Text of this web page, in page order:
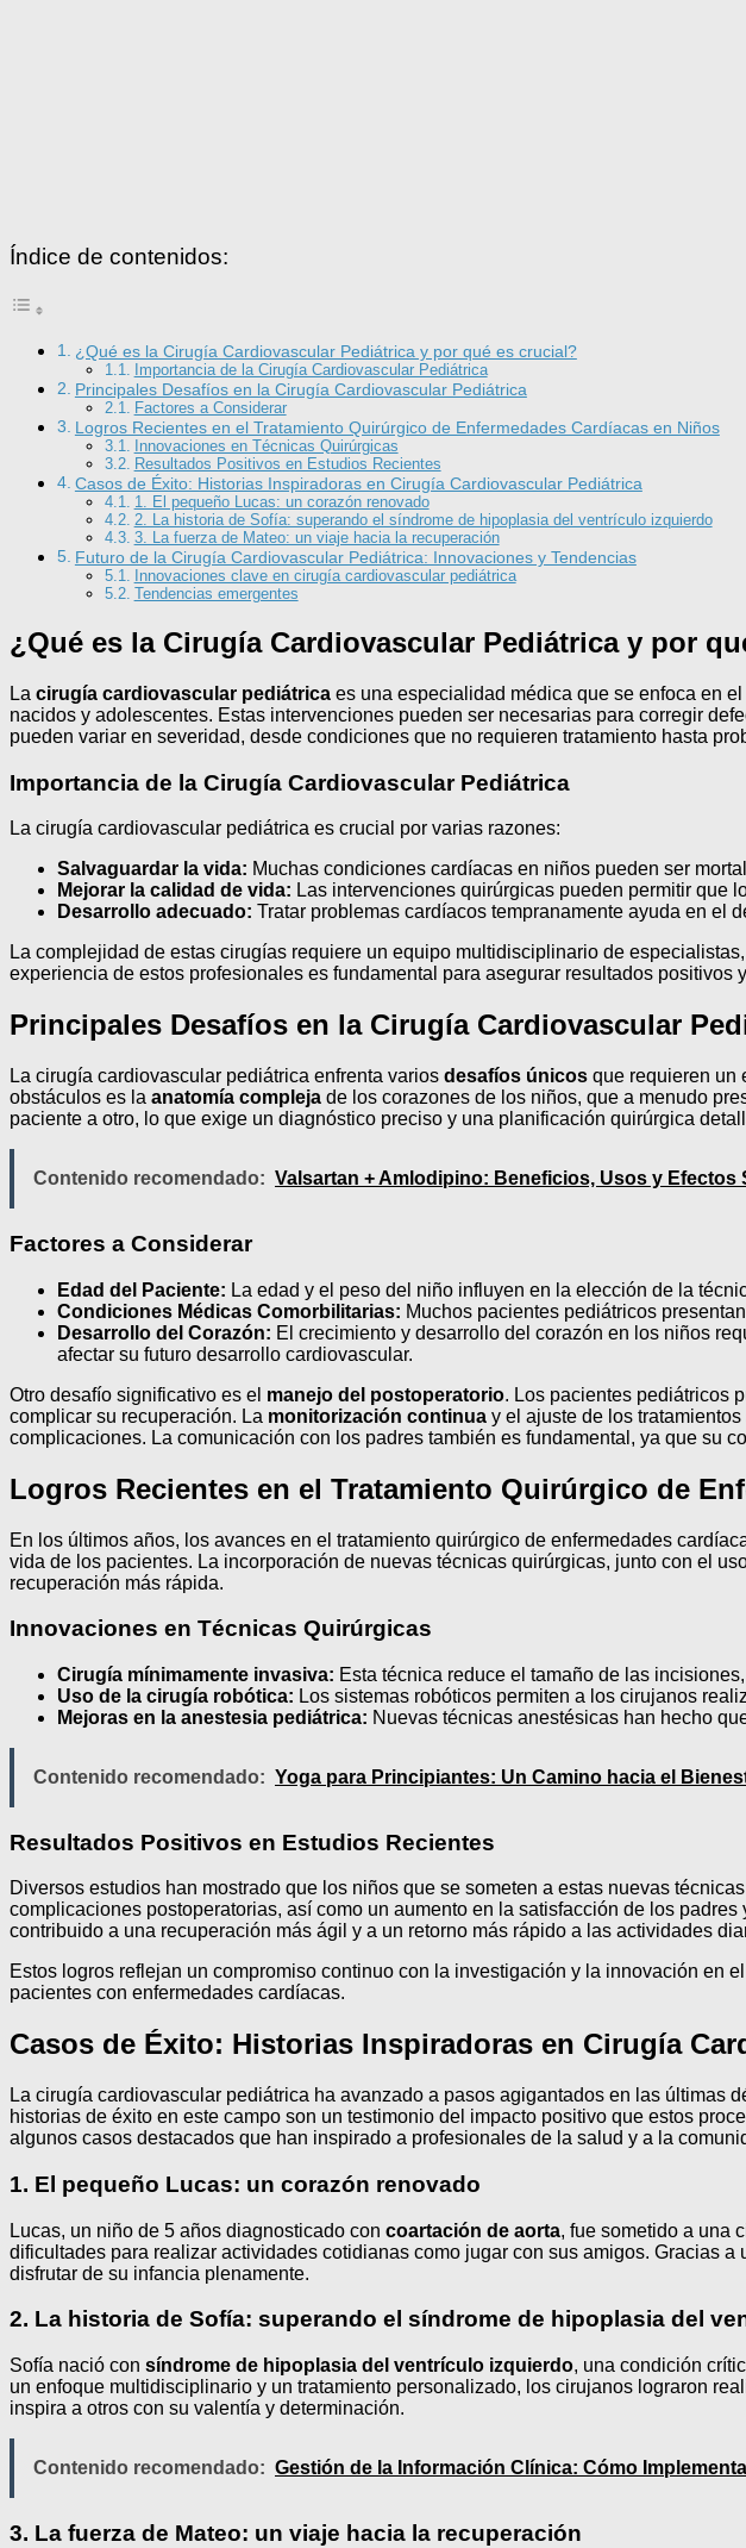
Índice de contenidos:
¿Qué es la Cirugía Cardiovascular Pediátrica y por qué es crucial?
Importancia de la Cirugía Cardiovascular Pediátrica
Principales Desafíos en la Cirugía Cardiovascular Pediátrica
Factores a Considerar
Logros Recientes en el Tratamiento Quirúrgico de Enfermedades Cardíacas en Niños
Innovaciones en Técnicas Quirúrgicas
Resultados Positivos en Estudios Recientes
Casos de Éxito: Historias Inspiradoras en Cirugía Cardiovascular Pediátrica
1. El pequeño Lucas: un corazón renovado
2. La historia de Sofía: superando el síndrome de hipoplasia del ventrículo izquierdo
3. La fuerza de Mateo: un viaje hacia la recuperación
Futuro de la Cirugía Cardiovascular Pediátrica: Innovaciones y Tendencias
Innovaciones clave en cirugía cardiovascular pediátrica
Tendencias emergentes
¿Qué es la Cirugía Cardiovascular Pediátrica y por
La cirugía cardiovascular pediátrica es una especialidad médica que se enfoca en
nacidos y adolescentes. Estas intervenciones pueden ser necesarias para corregir
pueden variar en severidad, desde condiciones que no requieren tratamiento hasta
Importancia de la Cirugía Cardiovascular Pediátrica
La cirugía cardiovascular pediátrica es crucial por varias razones:
Salvaguardar la vida: Muchas condiciones cardíacas en niños pueden ser
Mejorar la calidad de vida: Las intervenciones quirúrgicas pueden permitir que
Desarrollo adecuado: Tratar problemas cardíacos tempranamente ayuda en el
La complejidad de estas cirugías requiere un equipo multidisciplinario de
experiencia de estos profesionales es fundamental para asegurar resultados
Principales Desafíos en la Cirugía Cardiovascular
La cirugía cardiovascular pediátrica enfrenta varios desafíos únicos que requieren un
obstáculos es la anatomía compleja de los corazones de los niños, que a menudo
paciente a otro, lo que exige un diagnóstico preciso y una planificación quirúrgica
Contenido recomendado: Valsartan + Amlodipino: Beneficios, Usos y Efectos
Factores a Considerar
Edad del Paciente: La edad y el peso del niño influyen en la elección de la
Condiciones Médicas Comorbilitarias: Muchos pacientes pediátricos
Desarrollo del Corazón: El crecimiento y desarrollo del corazón en los niños
afectar su futuro desarrollo cardiovascular.
Otro desafío significativo es el manejo del postoperatorio. Los pacientes pediátricos
complicar su recuperación. La monitorización continua y el ajuste de los
complicaciones. La comunicación con los padres también es fundamental, ya que su
Logros Recientes en el Tratamiento Quirúrgico de
En los últimos años, los avances en el tratamiento quirúrgico de enfermedades
vida de los pacientes. La incorporación de nuevas técnicas quirúrgicas, junto con el
recuperación más rápida.
Innovaciones en Técnicas Quirúrgicas
Cirugía mínimamente invasiva: Esta técnica reduce el tamaño de las
Uso de la cirugía robótica: Los sistemas robóticos permiten a los cirujanos
Mejoras en la anestesia pediátrica: Nuevas técnicas anestésicas han hecho
Contenido recomendado: Yoga para Principiantes: Un Camino hacia el
Resultados Positivos en Estudios Recientes
Diversos estudios han mostrado que los niños que se someten a estas nuevas
complicaciones postoperatorias, así como un aumento en la satisfacción de los
contribuido a una recuperación más ágil y a un retorno más rápido a las actividades
Estos logros reflejan un compromiso continuo con la investigación y la innovación en
pacientes con enfermedades cardíacas.
Casos de Éxito: Historias Inspiradoras en Cirugía
La cirugía cardiovascular pediátrica ha avanzado a pasos agigantados en las
historias de éxito en este campo son un testimonio del impacto positivo que estos
algunos casos destacados que han inspirado a profesionales de la salud y a la
1. El pequeño Lucas: un corazón renovado
Lucas, un niño de 5 años diagnosticado con coartación de aorta, fue sometido a una
dificultades para realizar actividades cotidianas como jugar con sus amigos. Gracias
disfrutar de su infancia plenamente.
2. La historia de Sofía: superando el síndrome de hipoplasia del
Sofía nació con síndrome de hipoplasia del ventrículo izquierdo, una condición
un enfoque multidisciplinario y un tratamiento personalizado, los cirujanos lograron
inspira a otros con su valentía y determinación.
Contenido recomendado: Gestión de la Información Clínica: Cómo
3. La fuerza de Mateo: un viaje hacia la recuperación